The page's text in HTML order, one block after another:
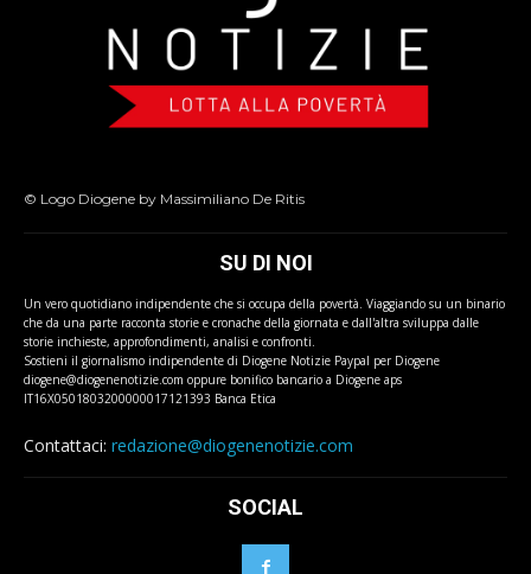
© Logo Diogene by Massimiliano De Ritis
SU DI NOI
Un vero quotidiano indipendente che si occupa della povertà. Viaggiando su un binario
che da una parte racconta storie e cronache della giornata e dall'altra sviluppa dalle
storie inchieste, approfondimenti, analisi e confronti.
Sostieni il giornalismo indipendente di Diogene Notizie Paypal per Diogene
diogene@diogenenotizie.com oppure bonifico bancario a Diogene aps
IT16X0501803200000017121393 Banca Etica
Contattaci: redazione@diogenenotizie.com
SOCIAL